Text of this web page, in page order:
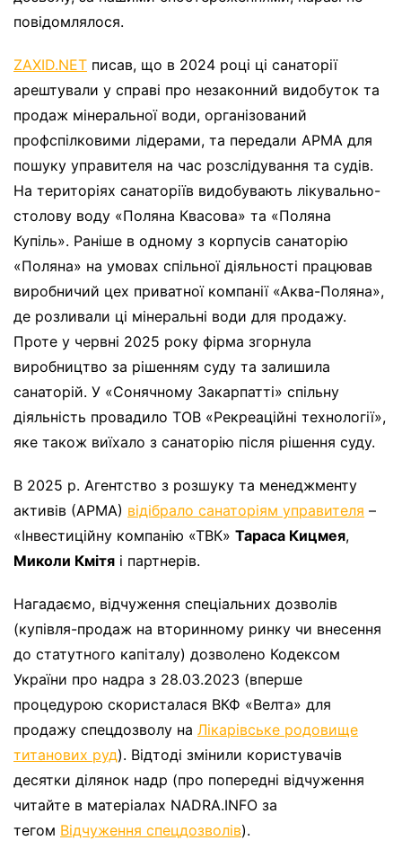
повідомлялося.
ZAXID.NET писав, що в 2024 році ці санаторії
арештували у справі про незаконний видобуток та
продаж мінеральної води, організований
профспілковими лідерами, та передали АРМА для
пошуку управителя на час розслідування та судів.
На територіях санаторіїв видобувають лікувально-
столову воду «Поляна Квасова» та «Поляна
Купіль». Раніше в одному з корпусів санаторію
«Поляна» на умовах спільної діяльності працював
виробничий цех приватної компанії «Аква-Поляна»,
де розливали ці мінеральні води для продажу.
Проте у червні 2025 року фірма згорнула
виробництво за рішенням суду та залишила
санаторій. У «Сонячному Закарпатті» спільну
діяльність провадило ТОВ «Рекреаційні технології»,
яке також виїхало з санаторію після рішення суду.
В 2025 р. Агентство з розшуку та менеджменту
активів (АРМА) відібрало санаторіям управителя –
«Інвестиційну компанію «ТВК» Тараса Кицмея,
Миколи Кмітя і партнерів.
Нагадаємо, відчуження спеціальних дозволів
(купівля-продаж на вторинному ринку чи внесення
до статутного капіталу) дозволено Кодексом
України про надра з 28.03.2023 (вперше
процедурою скористалася ВКФ «Велта» для
продажу спецдозволу на Лікарівське родовище
титанових руд). Відтоді змінили користувачів
десятки ділянок надр (про попередні відчуження
читайте в матеріалах NADRA.INFO за
тегом Відчуження спецдозволів).